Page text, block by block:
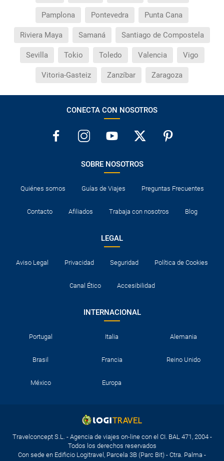
Pamplona Pontevedra Punta Cana
Riviera Maya Samaná Santiago de Compostela
Sevilla Tokio Toledo Valencia Vigo
Vitoria-Gasteiz Zanzíbar Zaragoza
CONECTA CON NOSOTROS
SOBRE NOSOTROS
Quiénes somos Guías de Viajes Preguntas Frecuentes
Contacto Afiliados Trabaja con nosotros Blog
LEGAL
Aviso Legal Privacidad Seguridad Política de Cookies
Canal Ético Accesibilidad
INTERNACIONAL
Portugal Italia Alemania
Brasil Francia Reino Unido
México Europa
Travelconcept S.L. - Agencia de viajes on-line con el CI. BAL 471, 2004 -
Todos los derechos reservados
Con sede en Edificio Logitravel, Parcela 3B (Parc Bit) - Ctra. Palma -